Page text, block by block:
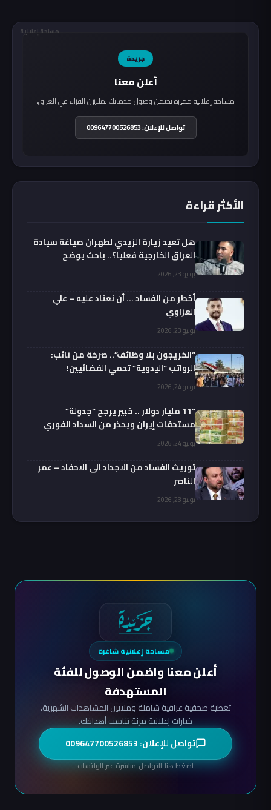
مساحة إعلانية
جريدة
أعلن معنا
مساحة إعلانية مميزة تضمن وصول خدماتك لملايين القراء في العراق.
تواصل للإعلان: 009647700526853
الأكثر قراءة
هل تعيد زيارة الزيدي لطهران صياغة سيادة
العراق الخارجية فعليا؟.. باحث يوضح
يوليو 23, 2026
أخطر من الفساد … أن نعتاد عليه – علي
العزاوي
يوليو 23, 2026
“الخريجون بلا وظائف”.. صرخة من نائب:
الرواتب “اليدوية” تحمي الفضائيين!
يوليو 24, 2026
“11 مليار دولار .. خبير يرجح “جدولة”
مستحقات إيران ويحذر من السداد الفوري
يوليو 24, 2026
توريث الفساد من الاجداد الى الاحفاد – عمر
الناصر
يوليو 23, 2026
مساحة إعلانية شاغرة
أعلن معنا واضمن الوصول للفئة
المستهدفة
تغطية صحفية عراقية شاملة وملايين المشاهدات الشهرية.
خيارات إعلانية مرنة تناسب أهدافك.
تواصل للإعلان: 009647700526853
اضغط هنا للتواصل مباشرة عبر الواتساب